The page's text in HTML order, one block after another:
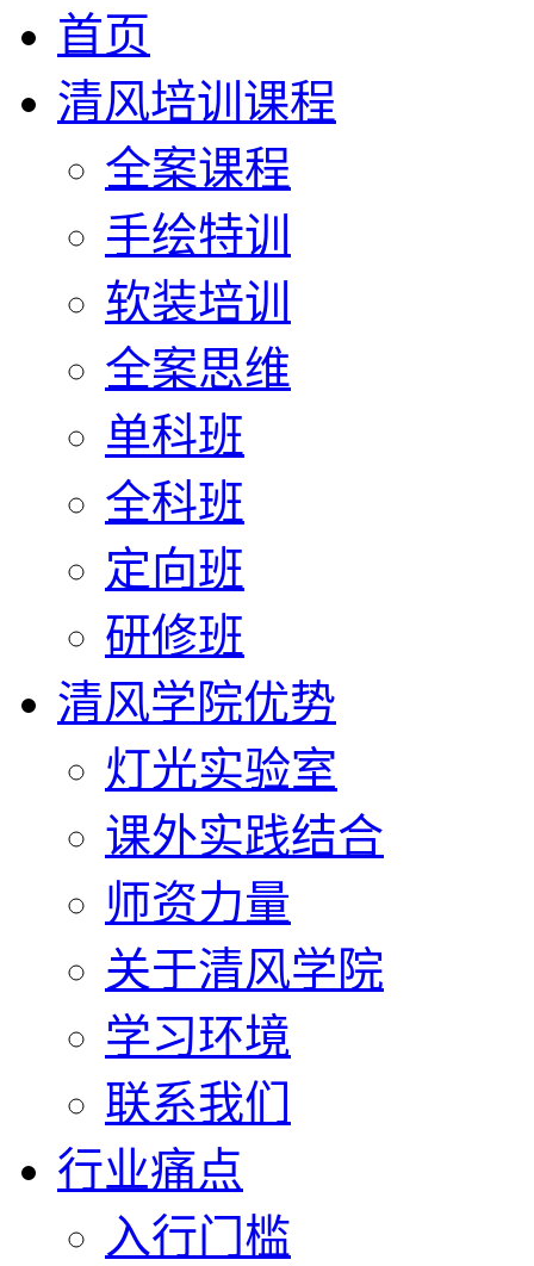
首页
清风培训课程
全案课程
手绘特训
软装培训
全案思维
单科班
全科班
定向班
研修班
清风学院优势
灯光实验室
课外实践结合
师资力量
关于清风学院
学习环境
联系我们
行业痛点
入行门槛